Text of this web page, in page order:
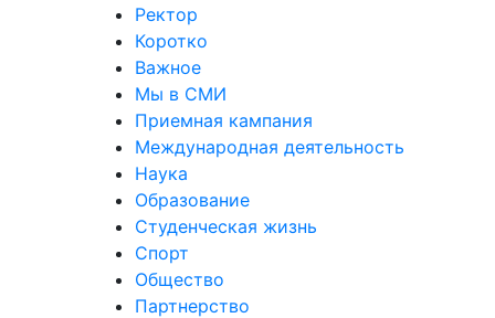
Ректор
Коротко
Важное
Мы в СМИ
Приемная кампания
Международная деятельность
Наука
Образование
Студенческая жизнь
Спорт
Общество
Партнерство